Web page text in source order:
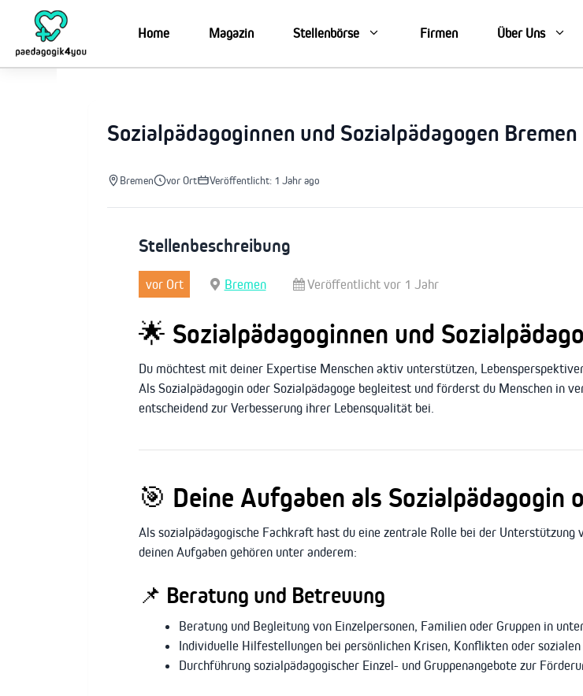
springen
Home Magazin Stellenbörse Firmen Über Uns
Sozialpädagoginnen und Sozialpädagogen Bremen
Bremen vor Ort Veröffentlicht: 1 Jahr ago
Stellenbeschreibung
vor Ort Bremen Veröffentlicht vor 1 Jahr
🌟 Sozialpädagoginnen und
Du möchtest mit deiner Expertise Menschen aktiv unterstützen,
Als Sozialpädagogin oder Sozialpädagoge begleitest und förderst du Menschen in
entscheidend zur Verbesserung ihrer Lebensqualität bei.
🎯 Deine Aufgaben als Sozialpädagogin
Als sozialpädagogische Fachkraft hast du eine zentrale Rolle bei der
deinen Aufgaben gehören unter anderem:
📌 Beratung und Betreuung
Beratung und Begleitung von Einzelpersonen, Familien oder Gruppen in
Individuelle Hilfestellungen bei persönlichen Krisen, Konflikten oder
Durchführung sozialpädagogischer Einzel- und Gruppenangebote zur